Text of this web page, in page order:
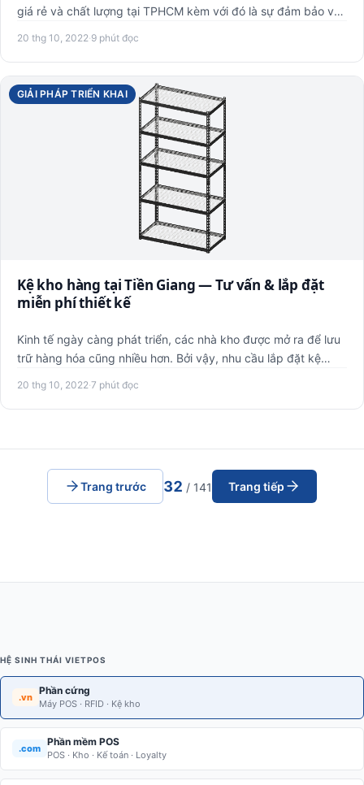
giá rẻ và chất lượng tại TPHCM kèm với đó là sự đảm bảo về
20 thg 10, 2022·9 phút đọc
GIẢI PHÁP TRIỂN KHAI
Kệ kho hàng tại Tiền Giang — Tư vấn & lắp đặt
miễn phí thiết kế
Kinh tế ngày càng phát triển, các nhà kho được mở ra để lưu
trữ hàng hóa cũng nhiều hơn. Bởi vậy, nhu cầu lắp đặt kệ
20 thg 10, 2022·7 phút đọc
Trang trước 32 / 141 Trang tiếp
HỆ SINH THÁI VIETPOS
.vn
Phần cứng
Máy POS · RFID · Kệ kho
.com
Phần mềm POS
POS · Kho · Kế toán · Loyalty